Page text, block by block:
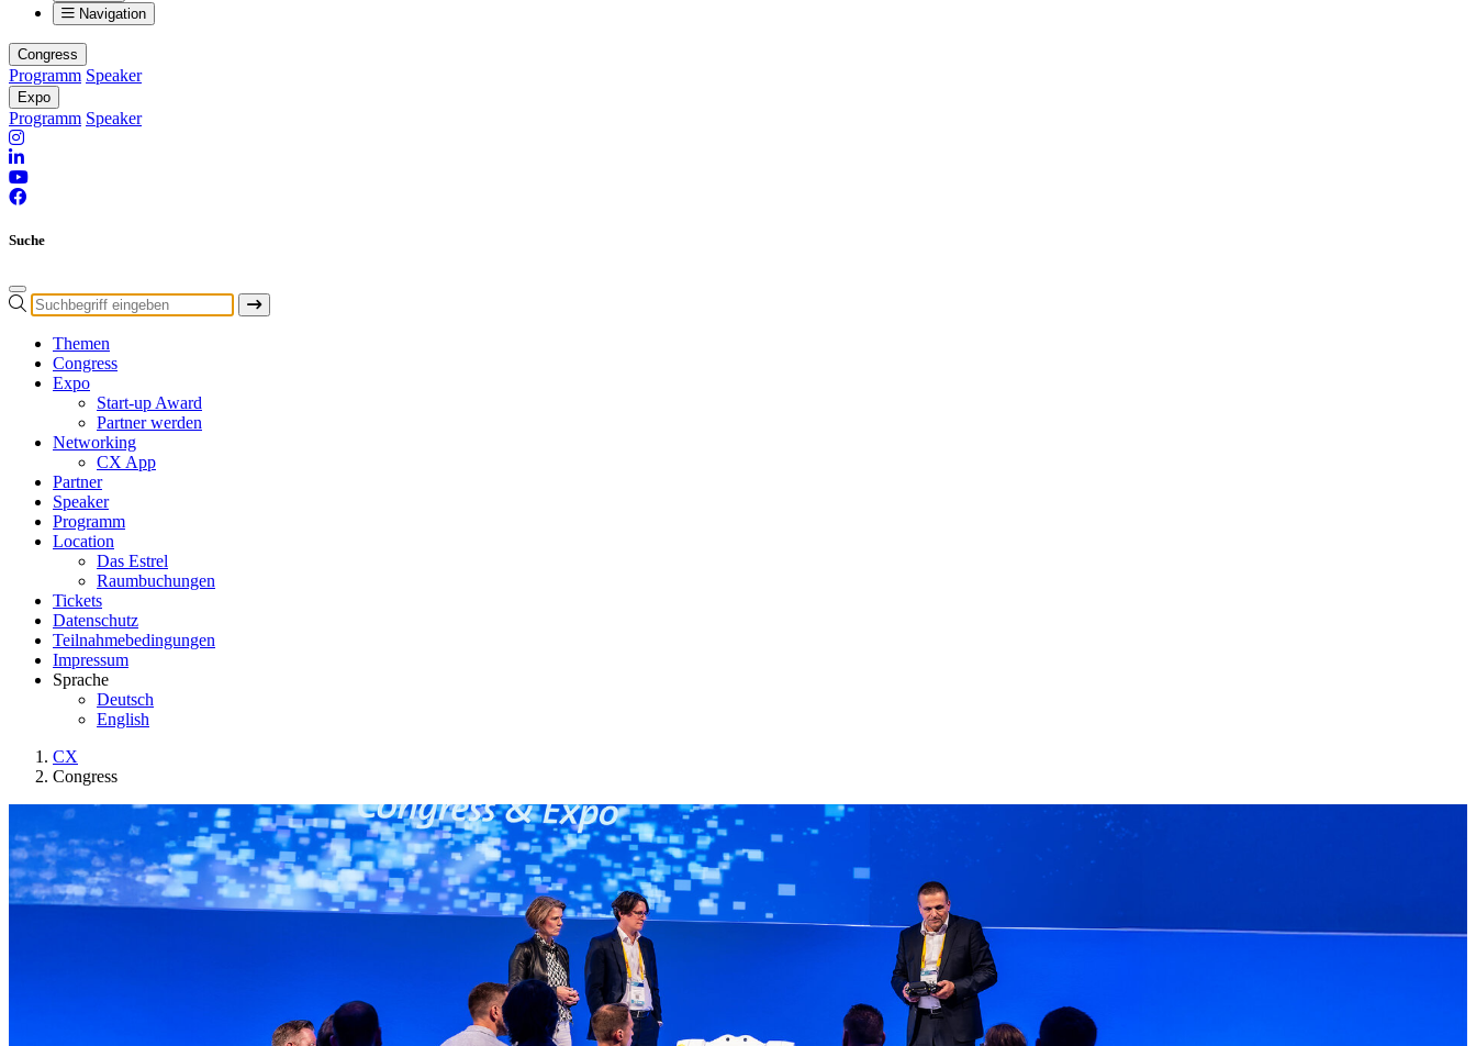
Navigation
Congress
Programm Speaker
Expo
Programm Speaker
Suche
Themen
Congress
Expo
Start-up Award
Partner werden
Networking
CX App
Partner
Speaker
Programm
Location
Das Estrel
Raumbuchungen
Tickets
Datenschutz
Teilnahmebedingungen
Impressum
Sprache
Deutsch
English
CX
Congress